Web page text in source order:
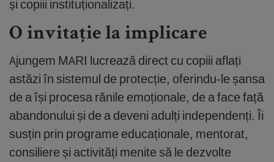
și copiii instituționalizați.
O invitație la implicare
Ajungem MARI lucrează direct cu copiii aflați
astăzi în sistemul de protecție, oferindu-le șansa
de a își procesa rănile emoționale, de a face față
abandonului și de a deveni adulți independenți. Îi
susțin prin programe educaționale, mentorat,
consiliere și activități menite să le dezvolte